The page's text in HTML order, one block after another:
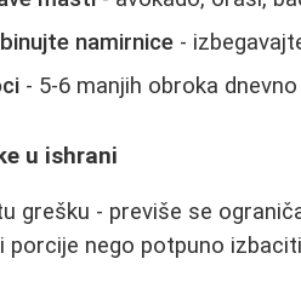
namirnice -
- 5-6 manjih obroka dnevno
u ishrani
grešku - previše se
porcije nego potpuno